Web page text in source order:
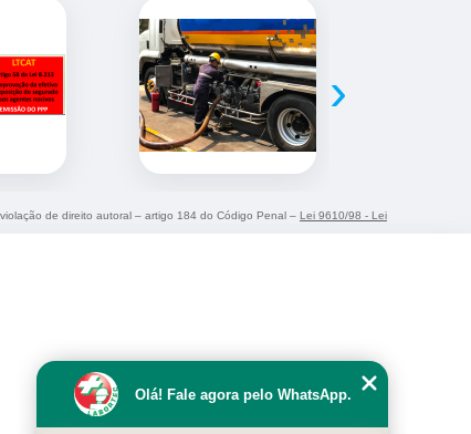
›
de direito autoral – artigo 184 do Código Penal – Lei 9610/98 - Lei
Olá! Fale agora pelo WhatsApp.